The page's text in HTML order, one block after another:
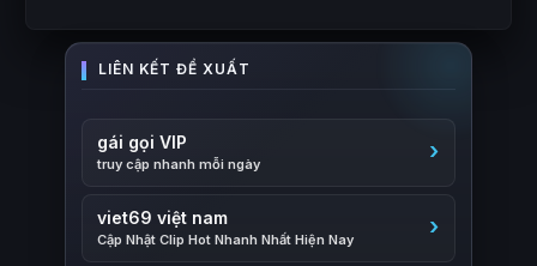
gái gọi VIP
truy cập nhanh mỗi ngày
viet69 việt nam
Cập Nhật Clip Hot Nhanh Nhất Hiện Nay